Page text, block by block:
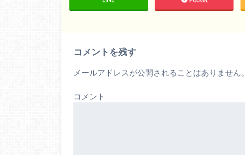
し
て
し
い
ィ
ン
で
開
ィ
ま
す
ま
コメントを残す
メールアドレスが公開されることはありません。
コメント